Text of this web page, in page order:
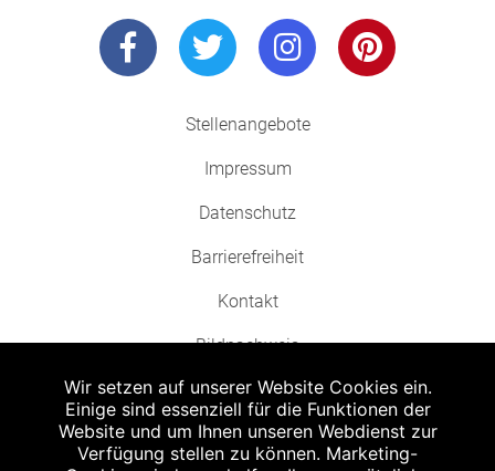
Stellenangebote
Impressum
Datenschutz
Barrierefreiheit
Kontakt
Bildnachweis
Wir setzen auf unserer Website Cookies ein.
Einige sind essenziell für die Funktionen der
Website und um Ihnen unseren Webdienst zur
Verfügung stellen zu können. Marketing-